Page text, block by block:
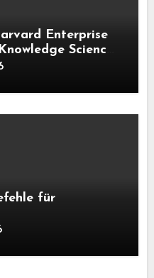
Enterprise
Science
für